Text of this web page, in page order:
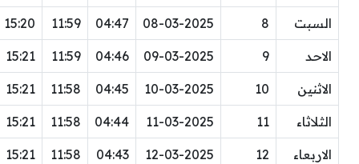
السبت 8
08-03-2025
04:47
11:59
15:20
الاحد 9
09-03-2025
04:46
11:59
15:21
الاثنين 10
10-03-2025
04:45
11:58
15:21
الثلاثاء 11
11-03-2025
04:44
11:58
15:21
الاربعاء 12
12-03-2025
04:43
11:58
15:21